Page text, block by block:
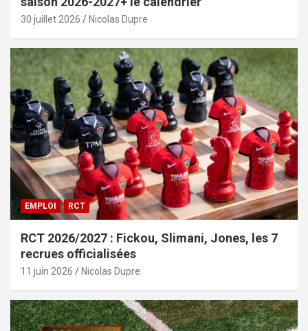
30 juillet 2026 Nicolas Dupre
EMPLOI RCT
RCT 2026/2027 : Fickou, Slimani, Jones, les 7
recrues officialisées
11 juin 2026 Nicolas Dupre